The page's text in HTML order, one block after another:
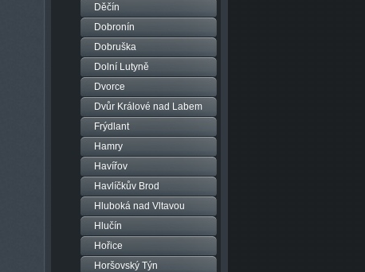
Děčín
Dobronín
Dobruška
Dolní Lutyně
Dvorce
Dvůr Králové nad Labem
Frýdlant
Hamry
Havířov
Havlíčkův Brod
Hluboká nad Vltavou
Hlučín
Hořice
Horšovský Týn